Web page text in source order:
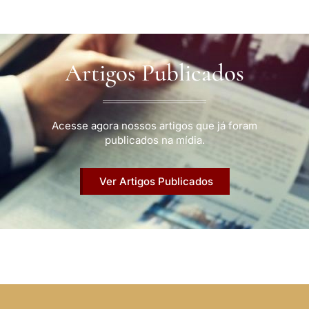
Artigos Publicados
Acesse agora nossos artigos que já foram
publicados na mídia.
Ver Artigos Publicados